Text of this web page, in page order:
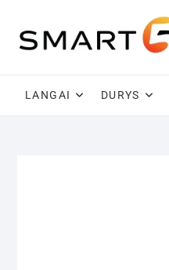
content
LANGAI DURYS